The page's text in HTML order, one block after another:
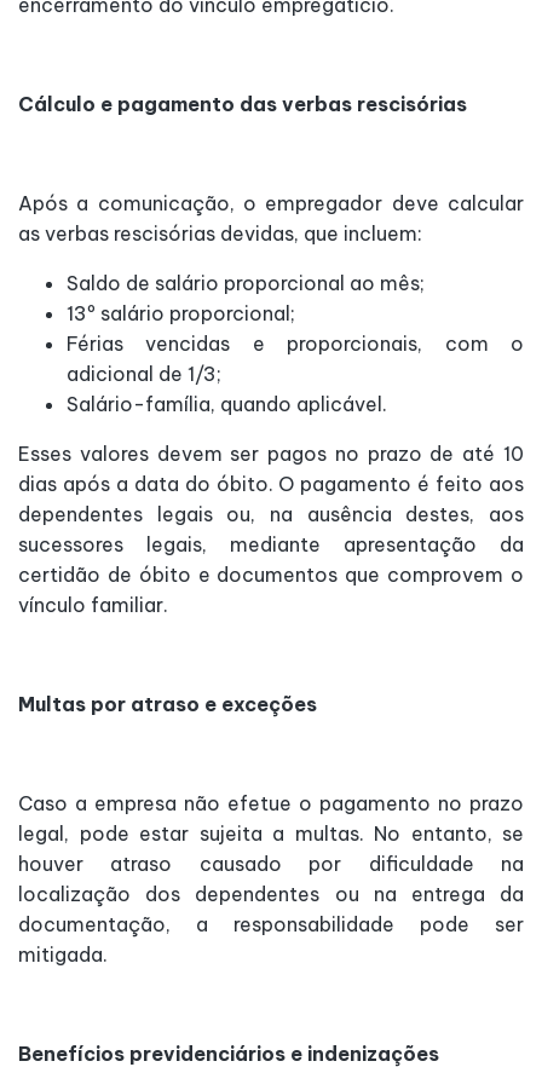
encerramento do vínculo empregatício.
Cálculo e pagamento das verbas rescisórias
Após a comunicação, o empregador deve calcular
as verbas rescisórias devidas, que incluem:
Saldo de salário proporcional ao mês;
13º salário proporcional;
Férias vencidas e proporcionais, com o
adicional de 1/3;
Salário-família, quando aplicável.
Esses valores devem ser pagos no prazo de até 10
dias após a data do óbito. O pagamento é feito aos
dependentes legais ou, na ausência destes, aos
sucessores legais, mediante apresentação da
certidão de óbito e documentos que comprovem o
vínculo familiar.
Multas por atraso e exceções
Caso a empresa não efetue o pagamento no prazo
legal, pode estar sujeita a multas. No entanto, se
houver atraso causado por dificuldade na
localização dos dependentes ou na entrega da
documentação, a responsabilidade pode ser
mitigada.
Benefícios previdenciários e indenizações